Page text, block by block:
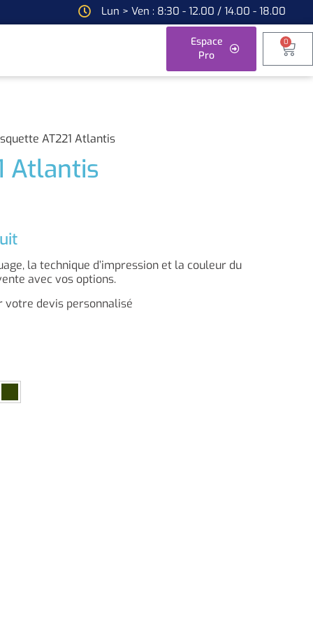
Lun > Ven : 8:30 - 12.00 / 14.00 - 18.00
Espace
Pro
0
AT221 Atlantis
Atlantis
la technique d’impression et la couleur du
avec vos options.
devis personnalisé